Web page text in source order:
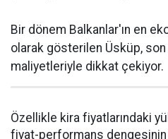
Bir dönem Balkanlar'ın en
olarak gösterilen Üsküp, son
maliyetleriyle dikkat çekiyor.
Özellikle kira fiyatlarındaki
fiyat-performans